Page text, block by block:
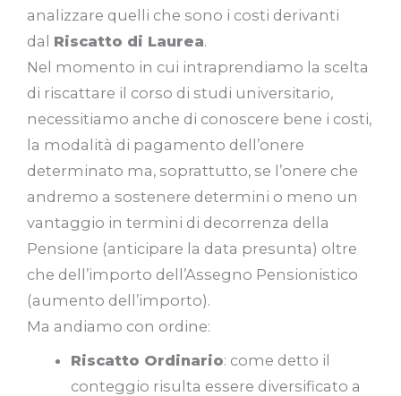
analizzare quelli che sono i costi derivanti
dal Riscatto di Laurea.
Nel momento in cui intraprendiamo la scelta
di riscattare il corso di studi universitario,
necessitiamo anche di conoscere bene i costi,
la modalità di pagamento dell’onere
determinato ma, soprattutto, se l’onere che
andremo a sostenere determini o meno un
vantaggio in termini di decorrenza della
Pensione (anticipare la data presunta) oltre
che dell’importo dell’Assegno Pensionistico
(aumento dell’importo).
Ma andiamo con ordine:
Riscatto Ordinario: come detto il
conteggio risulta essere diversificato a